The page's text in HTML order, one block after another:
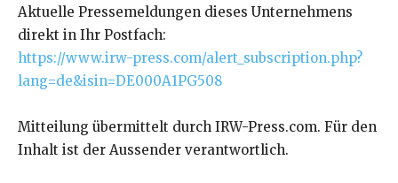
Aktuelle Pressemeldungen dieses Unternehmens
direkt in Ihr Postfach:
https://www.irw-press.com/alert_subscription.php?
lang=de&isin=DE000A1PG508
Mitteilung übermittelt durch IRW-Press.com. Für den
Inhalt ist der Aussender verantwortlich.